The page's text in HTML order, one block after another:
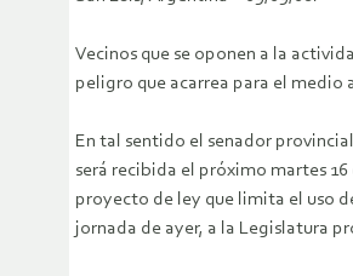
Vecinos que se oponen a la
peligro que acarrea para el medio
En tal sentido el senador
será recibida el próximo martes
proyecto de ley que limita el uso
jornada de ayer, a la Legislatura